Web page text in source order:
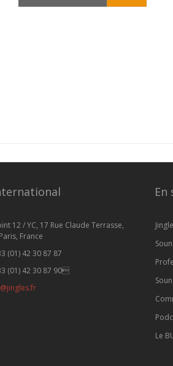
12 / YC, 17 Rue Claude Terrasse,
France
(01) 42 30 87 87
(01) 42 30 87 90
En
Le